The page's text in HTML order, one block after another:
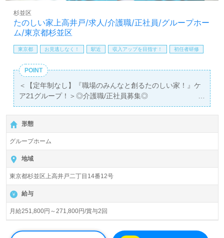
料サービスをご利用いただけます。＜非公開求人も取扱い
あり！＞"転職支援"のプロと一緒に転職活動！お問い合わ
せお待ちしております。
たのしい家上高井戸/求人/介護職/正社員/グループホー
ム/東京都杉並区
杉並区
東京都 お見逃しなく！ 駅近 収入アップを目指す！ 初任者研修
POINT
＜【定年制なし】『職場のみんなと創るたのしい家！』ケ
ア21グループ！＞◎介護職/正社員募集◎
【月給251,800円～271,800円/賞与2回】＊初任者研修以上
有資格者向け求人＊『富士見ヶ丘駅』徒歩10分。
入居定員27名（9名×3ユニット/全室個室）『たのしい家上
高井戸』ケア21グループ/株式会社ケア21（本社：大阪
府、東京都）様の運営です。グループ従業員数6,124名/非
常勤 2,713名以上（2024年10月31日現在）宮城県、埼玉
県、東京都、千葉県、神奈川県、愛知県、大阪府、京都
府、兵庫県、広島県、福岡県を中心に約150施設の介護付
き有料老人ホーム、訪問介護、住宅型有料老人ホーム、グ
ループホーム、居宅介護支援、小規模多機能型居宅介護、
福祉用具レンタル、訪問看護、小規模多機能型居宅介護、
障がい者（児）支援、保育、介護資格取得スクール、不動
形態
グループホーム
地域
東京都杉並区上高井戸二丁目14番12号
給与
月給251,800円～271,800円/賞与2回